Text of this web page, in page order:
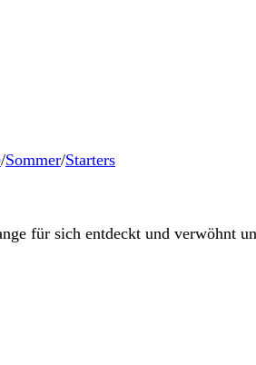
/Sommer/Starters
für sich entdeckt und verwöhnt